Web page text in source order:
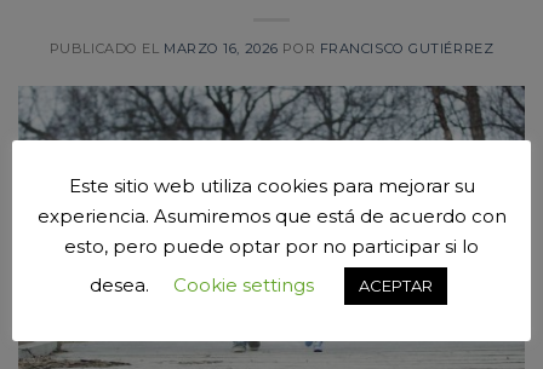
PUBLICADO EL MARZO 16, 2026 POR FRANCISCO GUTIÉRREZ
Este sitio web utiliza cookies para mejorar su
experiencia. Asumiremos que está de acuerdo con
esto, pero puede optar por no participar si lo
desea.
Cookie settings ACEPTAR